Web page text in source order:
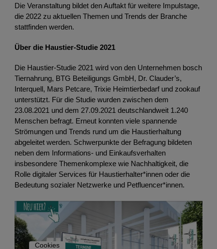
Die Veranstaltung bildet den Auftakt für weitere Impulstage,
die 2022 zu aktuellen Themen und Trends der Branche
stattfinden werden.
Über die Haustier-Studie 2021
Die Haustier-Studie 2021 wird von den Unternehmen bosch
Tiernahrung, BTG Beteiligungs GmbH, Dr. Clauder’s,
Interquell, Mars Petcare, Trixie Heimtierbedarf und zookauf
unterstützt. Für die Studie wurden zwischen dem
23.08.2021 und dem 27.09.2021 deutschlandweit 1.240
Menschen befragt. Erneut konnten viele spannende
Strömungen und Trends rund um die Haustierhaltung
abgeleitet werden. Schwerpunkte der Befragung bildeten
neben dem Informations- und Einkaufsverhalten
insbesondere Themenkomplexe wie Nachhaltigkeit, die
Rolle digitaler Services für Haustierhalter*innen oder die
Bedeutung sozialer Netzwerke und Petfluencer*innen.
Cookies